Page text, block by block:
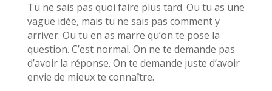
Tu ne sais pas quoi faire plus tard. Ou tu as une
vague idée, mais tu ne sais pas comment y
arriver. Ou tu en as marre qu’on te pose la
question. C’est normal. On ne te demande pas
d’avoir la réponse. On te demande juste d’avoir
envie de mieux te connaître.